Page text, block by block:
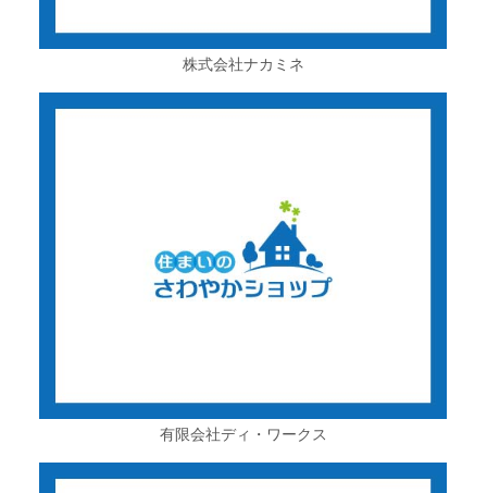
株式会社ナカミネ
有限会社ディ・ワークス